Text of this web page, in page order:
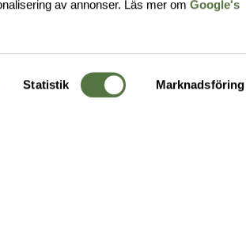
av annonser. Läs mer omGoogle's
Statistik Marknadsföring